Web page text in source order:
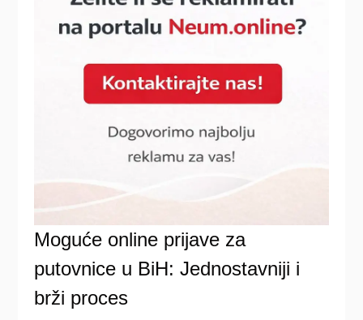
Moguće online prijave za
putovnice u BiH: Jednostavniji i
brži proces